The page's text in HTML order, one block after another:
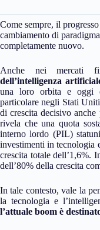
Come sempre, il
cambiamento di
completamente nuovo.
Anche nei mercati
dell’intelligenza
una loro orbita e oggi
particolare negli Stati
di crescita decisivo anche
rivela che una quota
interno lordo (PIL)
investimenti in tecnologia
crescita totale dell’1,6%.
dell’80% della crescita
In tale contesto, vale la
la tecnologia e
l’attuale boom è